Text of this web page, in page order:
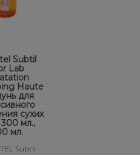
Subtil
Lab
Haute
для
сухих
мл.,
мл.
Subtil